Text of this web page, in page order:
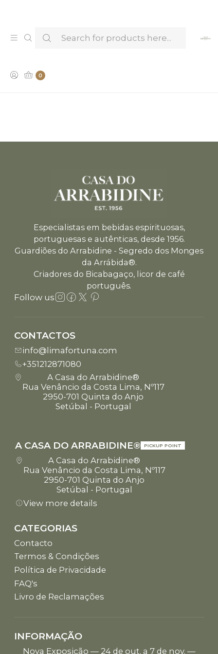
0
Especialistas em bebidas espirituosas,
portuguesas e autênticas, desde 1956.
Guardiões do Arrabidine - Segredo dos Monges
da Arrábida®.
Criadores do Bicabagaço, licor de café
português.
Follow us
CONTACTOS
info@limafortuna.com
+351212871080
A Casa do Arrabidine®
Rua Venâncio da Costa Lima, Nº117
2950-701 Quinta do Anjo
Setúbal - Portugal
A CASA DO ARRABIDINE® PICKUP POINT
A Casa do Arrabidine®
Rua Venâncio da Costa Lima, Nº117
2950-701 Quinta do Anjo
Setúbal - Portugal
View more details
CATEGORIAS
Contacto
Termos & Condições
Política de Privacidade
FAQ's
Livro de Reclamações
INFORMAÇÃO
Nova Exposição — 24 de out. a 7 de nov. —